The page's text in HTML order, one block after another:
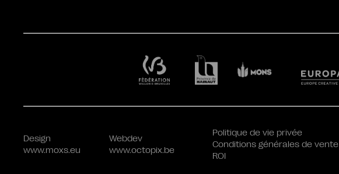
Design
www.moxs.eu
Webdev
www.octopix.be
Politique de vie privée
Conditions générales de vente
ROI